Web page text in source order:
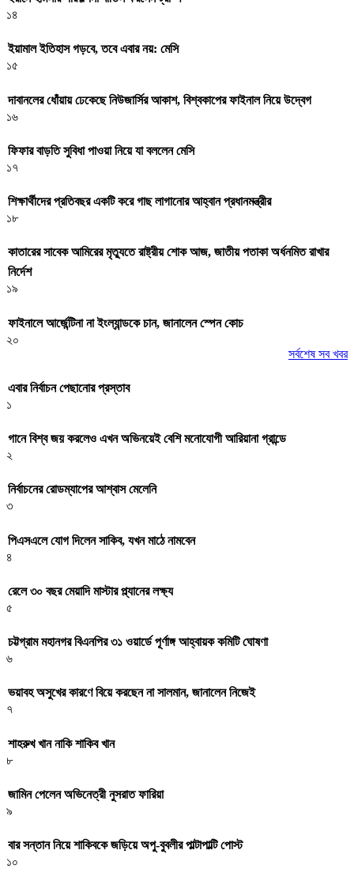
১৪
ইয়ামাল ইতিহাস গড়বে, তবে এবার নয়: মেসি
১৫
দাবানলের ধোঁয়ায় ঢেকেছে নিউজার্সির আকাশ, বিশ্বকাপের ফাইনাল নিয়ে উদ্বেগ
১৬
ফিফার বাড়তি সুবিধা পাওয়া নিয়ে যা বললেন মেসি
১৭
শিক্ষার্থীদের প্রতিবছর একটি করে গাছ লাগানোর আহ্বান প্রধানমন্ত্রীর
১৮
কাতারের সাবেক আমিরের মৃত্যুতে রাষ্ট্রীয় শোক আজ, জাতীয় পতাকা অর্ধনমিত রাখার
নির্দেশ
১৯
ফাইনালে আর্জেন্টিনা না ইংল্যান্ডকে চান, জানালেন স্পেন কোচ
২০
সর্বশেষ সব খবর
এবার নির্বাচন পেছানোর প্রস্তাব
১
গানে বিশ্ব জয় করলেও এখন অভিনয়েই বেশি মনোযোগী আরিয়ানা গ্রান্ডে
২
নির্বাচনের রোডম্যাপের আশ্বাস মেলেনি
৩
পিএসএলে যোগ দিলেন সাকিব, যখন মাঠে নামবেন
৪
রেলে ৩০ বছর মেয়াদি মাস্টার প্ল্যানের লক্ষ্য
৫
চট্টগ্রাম মহানগর বিএনপির ৩১ ওয়ার্ডে পূর্ণাঙ্গ আহ্বায়ক কমিটি ঘোষণা
৬
ভয়াবহ অসুখের কারণে বিয়ে করছেন না সালমান, জানালেন নিজেই
৭
শাহরুখ খান নাকি শাকিব খান
৮
জামিন পেলেন অভিনেত্রী নুসরাত ফারিয়া
৯
বার সন্তান নিয়ে শাকিবকে জড়িয়ে অপু-বুবলীর পাল্টাপাল্টি পোস্ট
১০